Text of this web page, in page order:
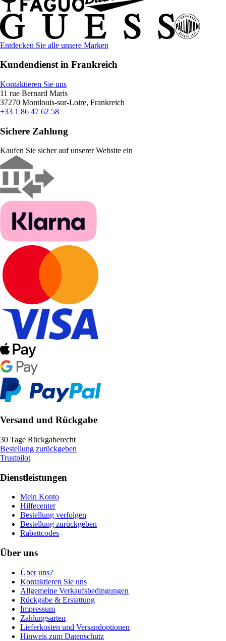
Entdecken Sie alle unsere Marken
Kundendienst in Frankreich
Kontaktieren Sie uns
11 rue Bernard Maris
37270 Montlouis-sur-Loire, Frankreich
+33 1 86 47 62 58
Sichere Zahlung
Kaufen Sie sicher auf unserer Website ein
Versand und Rückgabe
30 Tage Rückgaberecht
Bestellung zurückgeben
Trustpilot
Dienstleistungen
Mein Konto
Hilfecenter
Bestellung verfolgen
Bestellung zurückgeben
Rabattcodes
Über uns
Über uns?
Kontaktieren Sie uns
Allgemeine Verkaufsbedingungen
Rückgabe & Erstattung
Impressum
Zahlungsarten
Lieferkosten und Versandoptionen
Hinweis zum Datenschutz